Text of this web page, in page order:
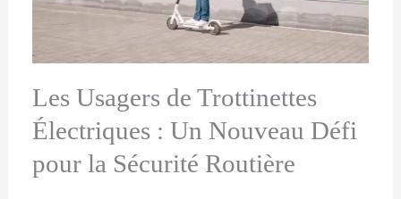
Les Usagers de Trottinettes
Électriques : Un Nouveau Défi
pour la Sécurité Routière